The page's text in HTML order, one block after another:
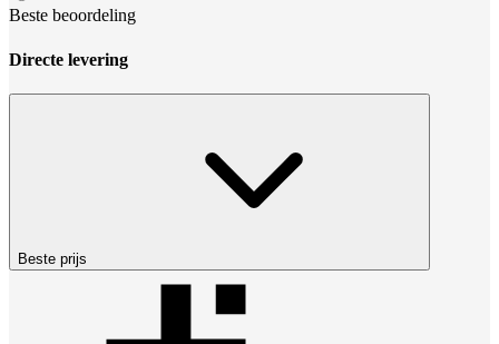
Beste beoordeling
Directe levering
Beste prijs